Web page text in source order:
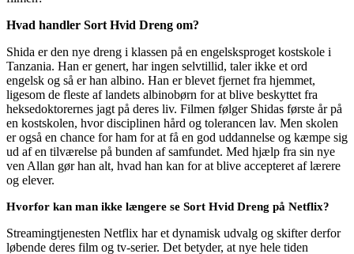
Hvad handler Sort Hvid Dreng om?
Shida er den nye dreng i klassen på en engelsksproget kostskole i
Tanzania. Han er genert, har ingen selvtillid, taler ikke et ord
engelsk og så er han albino. Han er blevet fjernet fra hjemmet,
ligesom de fleste af landets albinobørn for at blive beskyttet fra
heksedoktorernes jagt på deres liv. Filmen følger Shidas første år på
en kostskolen, hvor disciplinen hård og tolerancen lav. Men skolen
er også en chance for ham for at få en god uddannelse og kæmpe sig
ud af en tilværelse på bunden af samfundet. Med hjælp fra sin nye
ven Allan gør han alt, hvad han kan for at blive accepteret af lærere
og elever.
Hvorfor kan man ikke længere se Sort Hvid Dreng på Netflix?
Streamingtjenesten Netflix har et dynamisk udvalg og skifter derfor
løbende deres film og tv-serier. Det betyder, at nye hele tiden